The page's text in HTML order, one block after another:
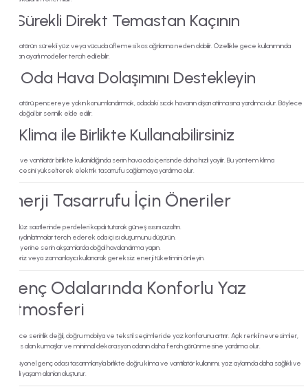
1. Sürekli Direkt Temastan Kaçının
Vantilatörün sürekli yüz veya vücuda üflemesi kas ağrılarına neden olabilir. Özellikle gece kullanımında
zaman ayarlı modeller tercih edilebilir.
2. Oda Hava Dolaşımını Destekleyin
Vantilatörü pencereye yakın konumlandırmak, odadaki sıcak havanın dışarı atılmasına yardımcı olur. Böylece
daha doğal bir serinlik elde edilir.
3. Klima ile Birlikte Kullanabilirsiniz
Klima ve vantilatör birlikte kullanıldığında serin hava oda içerisinde daha hızlı yayılır. Bu yöntem klima
derecesini yükselterek elektrik tasarrufu sağlamaya yardımcı olur.
Enerji Tasarrufu İçin Öneriler
Gündüz saatlerinde perdeleri kapalı tutarak güneş ısısını azaltın.
LED aydınlatmalar tercih ederek oda içi ısı oluşumunu düşürün.
Klima yerine serin akşamlarda doğal havalandırma yapın.
Akıllı priz veya zamanlayıcı kullanarak gereksiz enerji tüketimini önleyin.
Genç Odalarında Konforlu Yaz
Atmosferi
Sadece serinlik değil, doğru mobilya ve tekstil seçimleri de yaz konforunu artırır. Açık renkli nevresimler,
nefes alan kumaşlar ve minimal dekorasyon odanın daha ferah görünmesine yardımcı olur.
Fonksiyonel genç odası tasarımlarıyla birlikte doğru klima ve vantilatör kullanımı, yaz aylarında daha sağlıklı ve
keyifli yaşam alanları oluşturur.